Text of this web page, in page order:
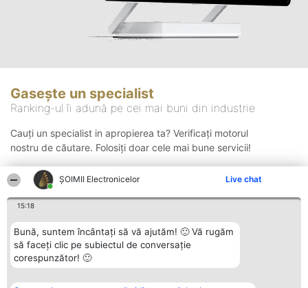
ȘOIMII Electronicelor Live chat
15:18
Bună, suntem încântați să vă ajutăm! 🙂 Vă rugăm
să faceți clic pe subiectul de conversație
corespunzător! 🙂
Gasește un specialist
Ranking-ul îi adună pe cei mai buni din industrie
Cauți un specialist in apropierea ta? Verificați motorul
nostru de căutare. Folosiți doar cele mai bune servicii!